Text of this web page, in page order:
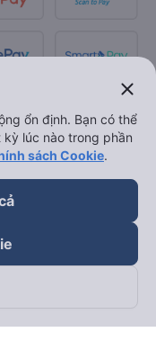
close
ổn định. Bạn có thể
lúc nào trong phần
sách Cookie.